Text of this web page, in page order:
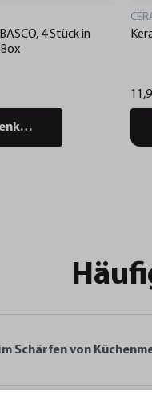
4 Stück in
Schärfen von